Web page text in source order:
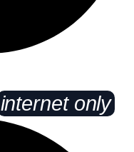
internet only